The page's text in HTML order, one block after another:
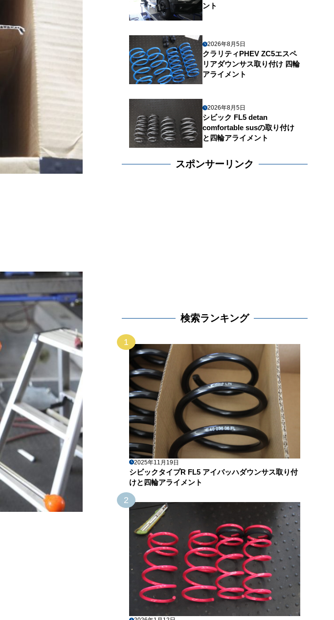
ント
2026年8月5日
クラリティPHEV ZC5エスペ
リアダウンサス取り付け 四輪
アライメント
2026年8月5日
シビック FL5 detan
comfortable susの取り付け
と四輪アライメント
スポンサーリンク
検索ランキング
1
2025年11月19日
シビックタイプR FL5 アイバッハダウンサス取り付
けと四輪アライメント
2